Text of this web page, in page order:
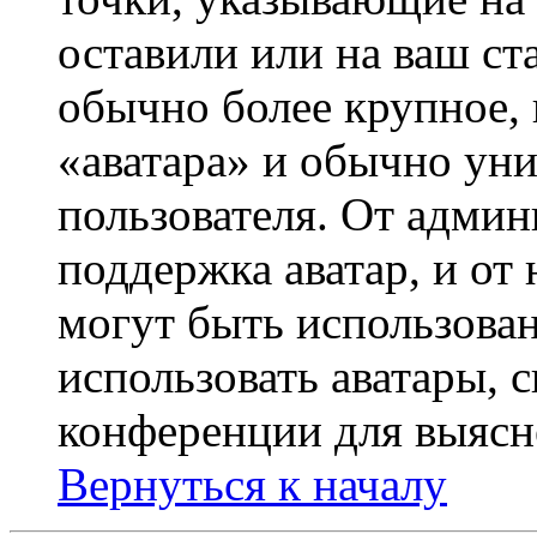
оставили или на ваш
обычно более крупное,
«аватара» и обычно
пользователя. От
поддержка аватар, и от
могут быть
использовать аватары,
конференции для
Вернуться к началу